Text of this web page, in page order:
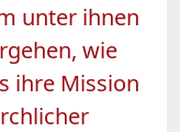
unter ihnen
wie
ihre Mission